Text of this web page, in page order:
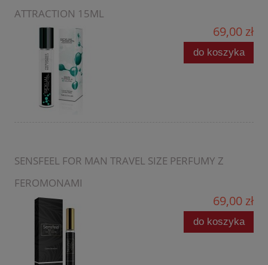
ATTRACTION 15ML
69,00 zł
do koszyka
SENSFEEL FOR MAN TRAVEL SIZE PERFUMY Z
FEROMONAMI
69,00 zł
do koszyka